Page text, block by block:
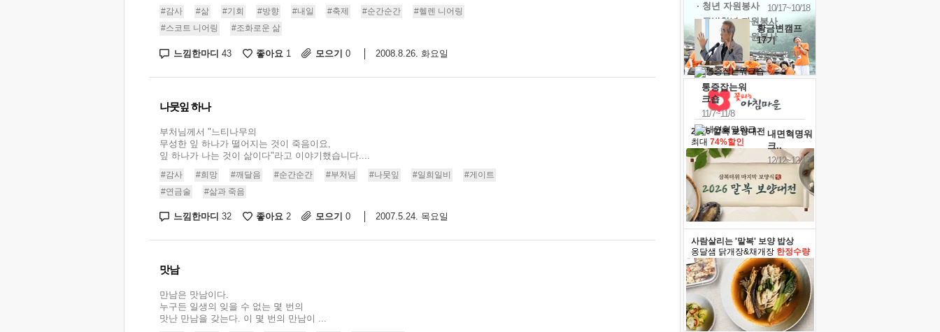
#감사 #삶 #기회 #방향 #내일 #축제 #순간순간
#헬렌 니어링
#스코트 니어링
#조화로운 삶
느낌한마디 43 좋아요 1 모으기 0 2008.8.26. 화요일
나뭇잎 하나
부처님께서 "느티나무의
무성한 잎 하나가 떨어지는 것이 죽음이요,
잎 하나가 나는 것이 삶이다"라고 이야기했습니다....
#감사 #희망 #깨달음 #순간순간 #부처님 #나뭇잎 #일희일비
#게이트
#연금술
#삶과 죽음
느낌한마디 32 좋아요 2 모으기 0 2007.5.24. 목요일
맛남
만남은 맛남이다.
누구든 일생의 잊을 수 없는 몇 번의
맛난 만남을 갖는다. 이 몇 번의 만남이 ...
10/17~10/18
황금변캠프
17기
10/30~10/31
통증잡는워
크숍
11/7~11/8
내면혁명워
크..
12/12~12/13
· 청년 자원봉사
· 금빛청년 자원봉사
· 음식연구 자원봉사
2026 말복 보양대전
최대 74%할인
사람살리는 '말복' 보양 밥상
옹달샘 닭개장&채개장 한정수량